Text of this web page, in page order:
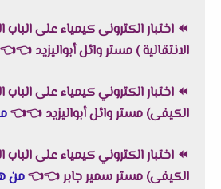
⏪ اختبار الكترونى كيمياء على الباب
الانتقالية ) مستر وائل أبواليزيد 👈
👈
⏪ اختبار الكتروني كيمياء على الباب
الكيفى) مستر وائل أبواليزيد 👈
👈
⏪ اختبار الكتروني كيمياء على الباب
الكيفى) مستر سمير جابر👈
👈من